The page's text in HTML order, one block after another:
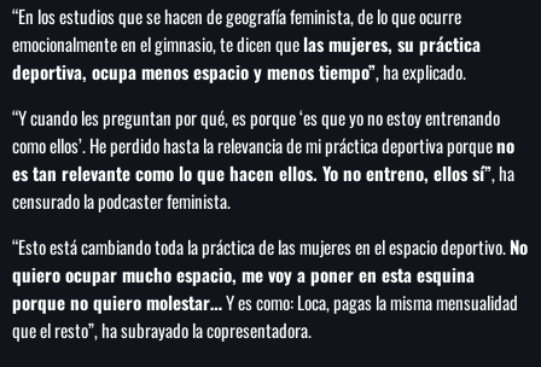
Importaciones de gas frenan soberanía
energética de México: Comité científico
Milei celebra ‘visita histórica’ del papa León
XIV en noviembre
Federación Venezolana reafirma su apoyo a
Infantino en medio de polémica comercial
de FIFA
“En los estudios que se hacen de geografía feminista, de lo que ocurre
emocionalmente en el gimnasio, te dicen quelas mujeres, su práctica
deportiva, ocupa menos espacio y menos tiempo”, ha explicado.
“Y cuando les preguntan por qué, es porque ‘es que yo no estoy entrenando
como ellos’. He perdido hasta la relevancia de mi práctica deportiva porqueno
es tan relevante como lo que hacen ellos. Yo no entreno, ellos sí”, ha
censurado la podcaster feminista.
“Esto está cambiando toda la práctica de las mujeres en el espacio deportivo.No
quiero ocupar mucho espacio, me voy a poner en esta esquina
porque no quiero molestar…Y es como: Loca, pagas la misma mensualidad
que el resto”, ha subrayado la copresentadora.